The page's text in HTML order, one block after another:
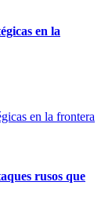
en la
rusos que